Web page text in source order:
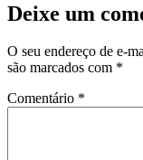
Deixe um
O seu endereço de e-
são marcados com *
Comentário *